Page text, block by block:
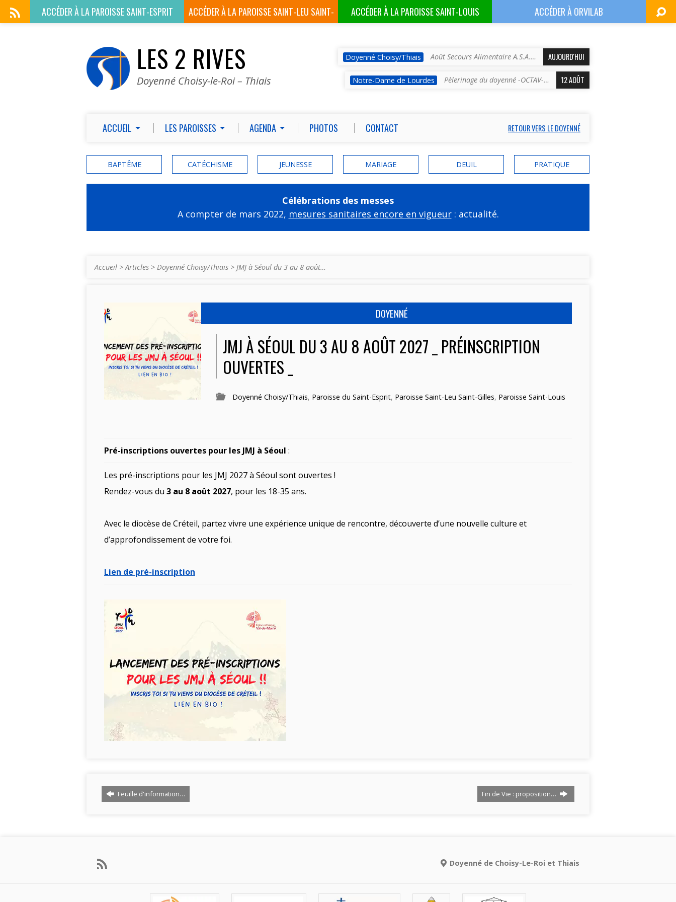
ACCÉDER À LAPAROISSE SAINT-ESPRIT ACCÉDER À LAPAROISSE SAINT-LEU SAINT-
ACCÉDER À LAPAROISSE SAINT-LOUIS ACCÉDER ÀORVILAB
LES 2 RIVES
Doyenné Choisy-le-Roi – Thiais
Doyenné Choisy/Thiais Août Secours Alimentaire A.S.A.… AUJOURD'HUI
Notre-Dame de Lourdes Pèlerinage du doyenné -OCTAV-… 12 AOÛT
ACCUEIL LES PAROISSES AGENDA PHOTOS CONTACT RETOUR VERS LE DOYENNÉ
BAPTÊME CATÉCHISME JEUNESSE MARIAGE DEUIL PRATIQUE
Célébrations des messes
A compter de mars 2022, mesures sanitaires encore en vigueur: actualité.
Accueil >Articles > Doyenné Choisy/Thiais > JMJ à Séoul du 3 au 8 août…
DOYENNÉ
JMJ À SÉOUL DU 3 AU 8 AOÛT 2027 _ PRÉINSCRIPTION
OUVERTES _
Doyenné Choisy/Thiais, Paroisse du Saint-Esprit, Paroisse Saint-Leu Saint-Gilles, Paroisse Saint-Louis
Pré-inscriptions ouvertes pour les JMJ à Séoul :
Les pré-inscriptions pour les JMJ 2027 à Séoul sont ouvertes !
Rendez-vous du 3 au 8 août 2027, pour les 18-35 ans.
Avec le diocèse de Créteil, partez vivre une expérience unique de rencontre, découverte d’une nouvelle culture et
d’approfondissement de votre foi.
Lien de pré-inscription
Feuille d'information… Fin de Vie : proposition…
Doyenné de Choisy-Le-Roi et Thiais